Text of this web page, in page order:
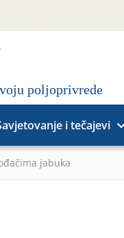
i tečajevi
jabuka